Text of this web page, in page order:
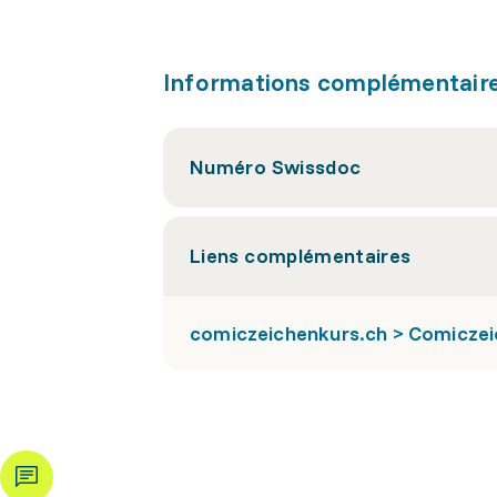
Informations
Numéro Swissdoc
Liens complémentaires
comiczeichenkurs.ch >